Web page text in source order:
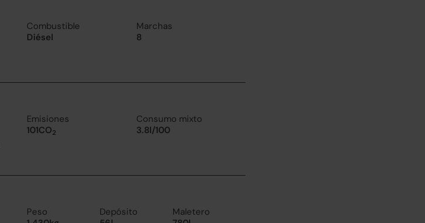
Combustible
Diésel
Marchas
8
Emisiones
101CO2
Consumo mixto
3.8l/100
Peso
Depósito
Maletero